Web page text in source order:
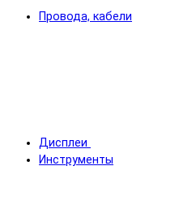
Провода, кабели
Дисплеи
Инструменты